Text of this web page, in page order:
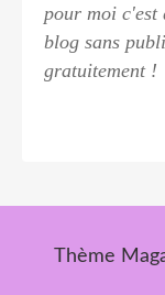
pour moi c'est
blog sans
gratuitement !
Thème